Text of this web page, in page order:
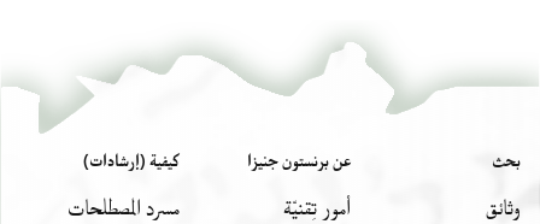
Palestine During the First Muslim Period (634–1099)‎
Hebrew) (Tel Aviv University, 1983), vol. 2.
Recto
] והמקום [ ] יפאר [
T-S 12.272 1v تكبير و تدوير
بحث
وثائق
عن برنستون جنيزا
أمور تِقنيّة
كيفية (إرشادات)
مسرد المصطلحات